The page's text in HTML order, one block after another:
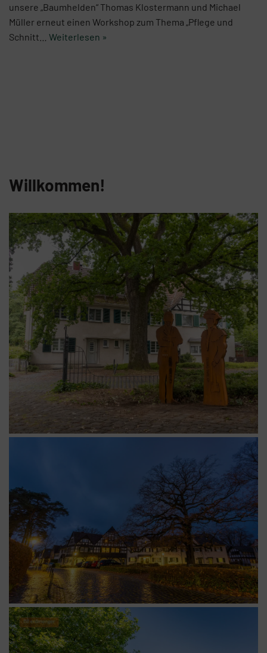
unsere „Baumhelden“ Thomas Klostermann und Michael
Müller erneut einen Workshop zum Thema „Pflege und
Schnitt… Weiterlesen »
Willkommen!